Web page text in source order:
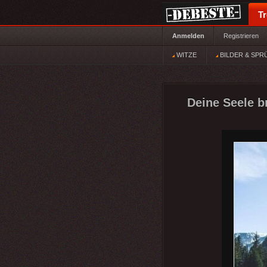
Anmelden Registrieren
WITZE BILDER &
Deine Seele